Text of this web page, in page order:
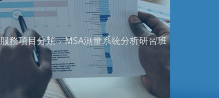
服務項目分類 MSA測量系統分析研習班